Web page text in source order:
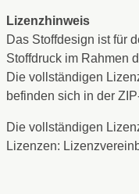
Lizenzhinweis
Das Stoffdesign ist für
Stoffdruck im Rahmen
Die vollständigen
befinden sich in der
Die vollständigen
Lizenzen: